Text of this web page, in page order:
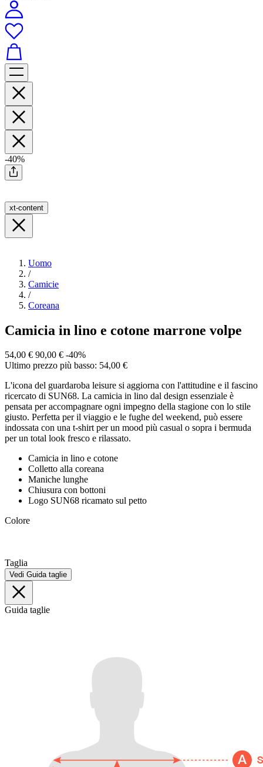
-40%
xt-content
Uomo
/
Camicie
/
Coreana
Camicia in lino e cotone marrone volpe
54,00 € 90,00 € -40%
Ultimo prezzo più basso: 54,00 €
L'icona del guardaroba leisure si aggiorna con l'attitudine e il fascino
ricercato di SUN68. La camicia in lino dal design essenziale è
pensata per accompagnare ogni impegno della stagione con lo stile
giusto. Perfetta per il viaggio e le fughe del weekend, può essere
indossata con una t-shirt per un mood più casual o sopra i bermuda
per un total look fresco e rilassato.
Camicia in lino e cotone
Colletto alla coreana
Maniche lunghe
Chiusura con bottoni
Logo SUN68 ricamato sul petto
Colore
Taglia
Vedi Guida taglie
Guida taglie